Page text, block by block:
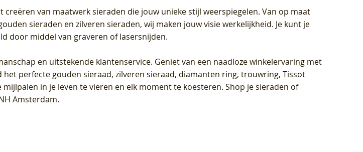
creëren van maatwerk sieraden die jouw unieke stijl weerspiegelen. Van op maat
sieraden en zilveren sieraden, wij maken jouw visie werkelijkheid. Je kunt je
door middel van graveren of lasersnijden.
en uitstekende klantenservice. Geniet van een naadloze winkelervaring met
perfecte gouden sieraad, zilveren sieraad, diamanten ring, trouwring, Tissot
in je leven te vieren en elk moment te koesteren. Shop je sieraden of
Amsterdam.